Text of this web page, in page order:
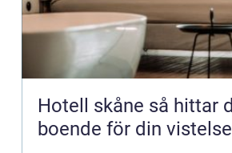
Hotell skåne så hittar du rätt
boende för din vistelse